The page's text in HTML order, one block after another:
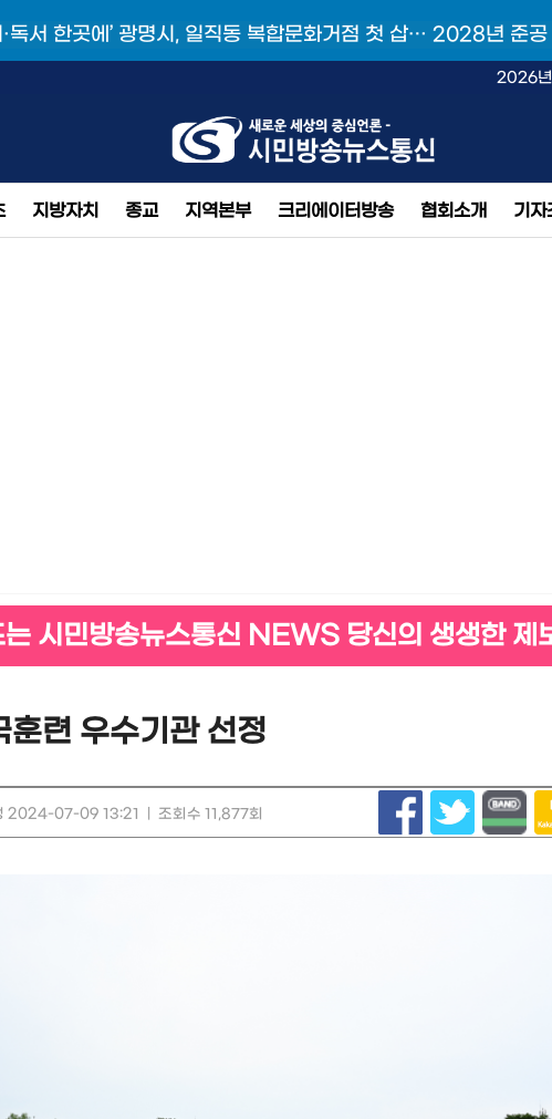
·독서 한곳에’ 광명시, 일직동 복합문화거점 첫 삽… 2028년 준
2026
지방자치 종교 지역본부 크리에이터방송 협회소개 기자
는 시민방송뉴스통신 NEWS 당신의 생생한 제
련 우수기관 선정
2024-07-09 13:21 조회수 11,877회